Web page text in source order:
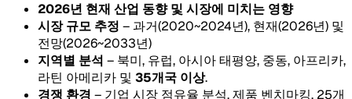
2026년 현재 산업 동향 및 시장에 미치는 영향
시장 규모 추정 – 과거(2020~2024년), 현재(2026년) 및
전망(2026~2033년)
지역별 분석 – 북미, 유럽, 아시아 태평양, 중동, 아프리카,
라틴 아메리카 및 35개국 이상.
경쟁 환경 – 기업 시장 점유율 분석, 제품 벤치마킹, 25개